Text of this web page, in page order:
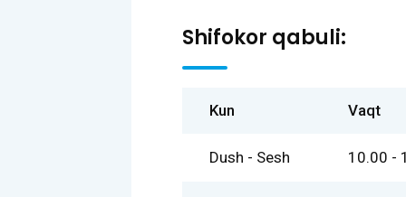
Shifokor qabuli:
Kun Vaqt
Dush - Sesh 10.00 -